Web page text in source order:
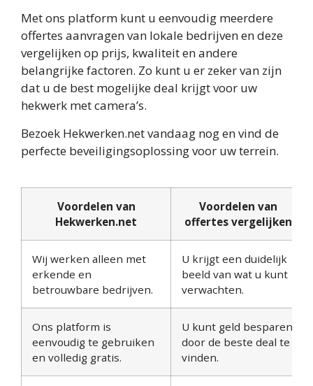
Met ons platform kunt u eenvoudig meerdere
offertes aanvragen van lokale bedrijven en deze
vergelijken op prijs, kwaliteit en andere
belangrijke factoren. Zo kunt u er zeker van zijn
dat u de best mogelijke deal krijgt voor uw
hekwerk met camera’s.
Bezoek Hekwerken.net vandaag nog en vind de
perfecte beveiligingsoplossing voor uw terrein.
Voordelen van
Hekwerken.net
Voordelen van
offertes vergelijken
Wij werken alleen met
erkende en
betrouwbare bedrijven.
U krijgt een duidelijk
beeld van wat u kunt
verwachten.
Ons platform is
eenvoudig te gebruiken
en volledig gratis.
U kunt geld besparen
door de beste deal te
vinden.